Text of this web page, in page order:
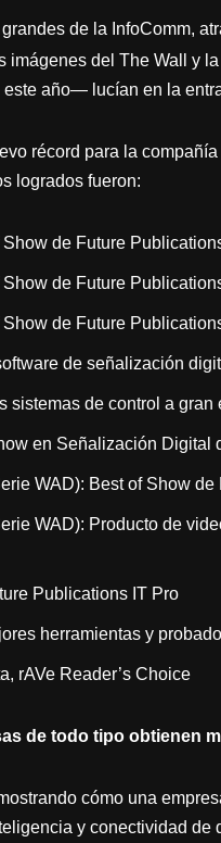
de la InfoComm,
imágenes del The Wall y
año— lucían en la
récord para la
logrados fueron:
de Future
de Future
de Future
de señalización
sistemas de control a
en Señalización Digital
WAD): Best of Show
WAD): Producto de
Publications IT Pro
herramientas y
rAVe Reader’s Choice
de todo tipo obtienen
cómo una
y conectividad de